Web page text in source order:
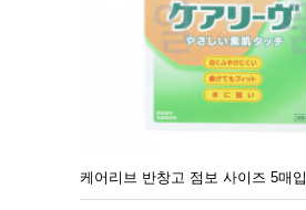
케어리브 반창고 점보 사이즈 5매입